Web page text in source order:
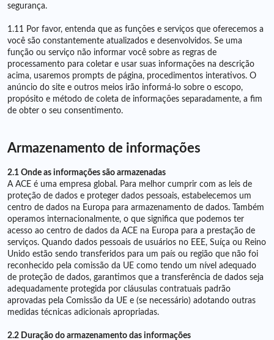
segurança.
1.11 Por favor, entenda que as funções e serviços que oferecemos a
você são constantemente atualizados e desenvolvidos. Se uma
função ou serviço não informar você sobre as regras de
processamento para coletar e usar suas informações na descrição
acima, usaremos prompts de página, procedimentos interativos. O
anúncio do site e outros meios irão informá-lo sobre o escopo,
propósito e método de coleta de informações separadamente, a fim
de obter o seu consentimento.
Armazenamento de informações
2.1 Onde as informações são armazenadas
A ACE é uma empresa global. Para melhor cumprir com as leis de
proteção de dados e proteger dados pessoais, estabelecemos um
centro de dados na Europa para armazenamento de dados. Também
operamos internacionalmente, o que significa que podemos ter
acesso ao centro de dados da ACE na Europa para a prestação de
serviços. Quando dados pessoais de usuários no EEE, Suíça ou Reino
Unido estão sendo transferidos para um país ou região que não foi
reconhecido pela comissão da UE como tendo um nível adequado
de proteção de dados, garantimos que a transferência de dados seja
adequadamente protegida por cláusulas contratuais padrão
aprovadas pela Comissão da UE e (se necessário) adotando outras
medidas técnicas adicionais apropriadas.
2.2 Duração do armazenamento das informações